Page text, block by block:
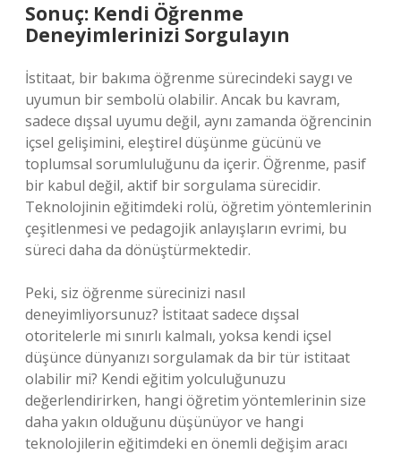
Sonuç: Kendi Öğrenme
Deneyimlerinizi Sorgulayın
İstitaat, bir bakıma öğrenme sürecindeki saygı ve
uyumun bir sembolü olabilir. Ancak bu kavram,
sadece dışsal uyumu değil, aynı zamanda öğrencinin
içsel gelişimini, eleştirel düşünme gücünü ve
toplumsal sorumluluğunu da içerir. Öğrenme, pasif
bir kabul değil, aktif bir sorgulama sürecidir.
Teknolojinin eğitimdeki rolü, öğretim yöntemlerinin
çeşitlenmesi ve pedagojik anlayışların evrimi, bu
süreci daha da dönüştürmektedir.
Peki, siz öğrenme sürecinizi nasıl
deneyimliyorsunuz? İstitaat sadece dışsal
otoritelerle mi sınırlı kalmalı, yoksa kendi içsel
düşünce dünyanızı sorgulamak da bir tür istitaat
olabilir mi? Kendi eğitim yolculuğunuzu
değerlendirirken, hangi öğretim yöntemlerinin size
daha yakın olduğunu düşünüyor ve hangi
teknolojilerin eğitimdeki en önemli değişim aracı